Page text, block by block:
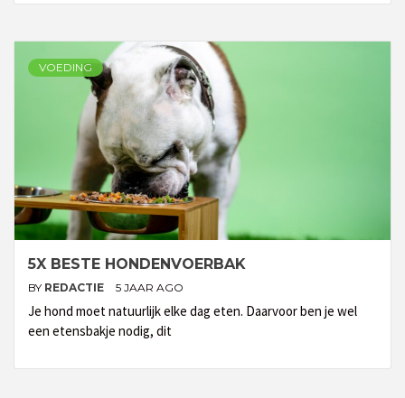
VOEDING
5X BESTE HONDENVOERBAK
BY REDACTIE 5 JAAR AGO
Je hond moet natuurlijk elke dag eten. Daarvoor ben je wel
een etensbakje nodig, dit